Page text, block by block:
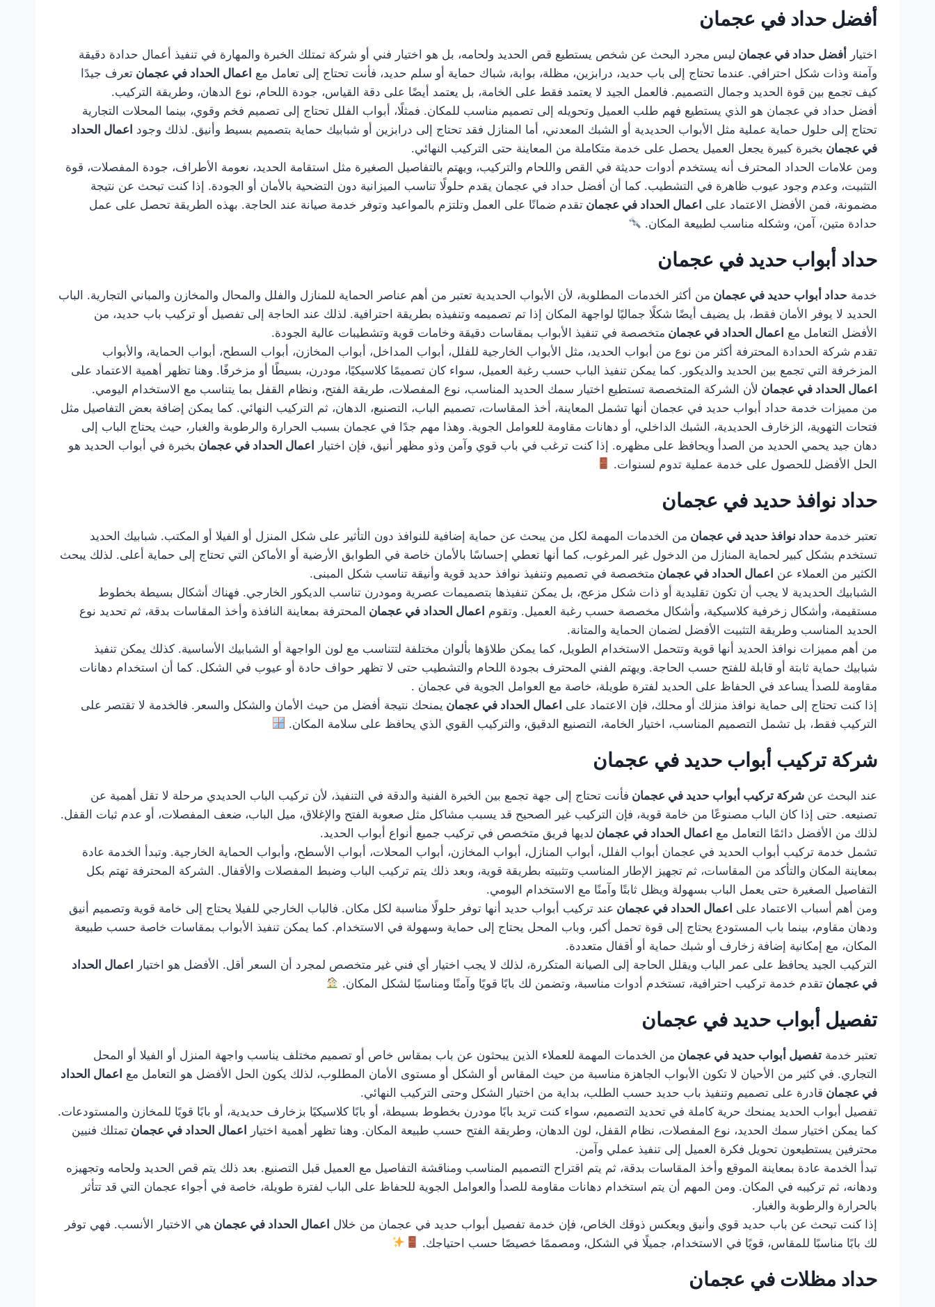
أفضل حداد في عجمان
اختيار أفضل حداد في عجمان ليس مجرد البحث عن شخص يستطيع قص الحديد ولحامه، بل هو اختيار فني أو شركة تمتلك الخبرة والمهارة في تنفيذ أعمال حدادة دقيقة
وآمنة وذات شكل احترافي. عندما تحتاج إلى باب حديد، درابزين، مظلة، بوابة، شباك حماية أو سلم حديد، فأنت تحتاج إلى تعامل مع اعمال الحداد في عجمان تعرف جيدًا
كيف تجمع بين قوة الحديد وجمال التصميم. فالعمل الجيد لا يعتمد فقط على الخامة، بل يعتمد أيضًا على دقة القياس، جودة اللحام، نوع الدهان، وطريقة التركيب.
أفضل حداد في عجمان هو الذي يستطيع فهم طلب العميل وتحويله إلى تصميم مناسب للمكان. فمثلًا، أبواب الفلل تحتاج إلى تصميم فخم وقوي، بينما المحلات التجارية
تحتاج إلى حلول حماية عملية مثل الأبواب الحديدية أو الشبك المعدني، أما المنازل فقد تحتاج إلى درابزين أو شبابيك حماية بتصميم بسيط وأنيق. لذلك وجود اعمال الحداد
في عجمان بخبرة كبيرة يجعل العميل يحصل على خدمة متكاملة من المعاينة حتى التركيب النهائي.
ومن علامات الحداد المحترف أنه يستخدم أدوات حديثة في القص واللحام والتركيب، ويهتم بالتفاصيل الصغيرة مثل استقامة الحديد، نعومة الأطراف، جودة المفصلات، قوة
التثبيت، وعدم وجود عيوب ظاهرة في التشطيب. كما أن أفضل حداد في عجمان يقدم حلولًا تناسب الميزانية دون التضحية بالأمان أو الجودة. إذا كنت تبحث عن نتيجة
مضمونة، فمن الأفضل الاعتماد على اعمال الحداد في عجمان تقدم ضمانًا على العمل وتلتزم بالمواعيد وتوفر خدمة صيانة عند الحاجة. بهذه الطريقة تحصل على عمل
حدادة متين، آمن، وشكله مناسب لطبيعة المكان.
حداد أبواب حديد في عجمان
خدمة حداد أبواب حديد في عجمان من أكثر الخدمات المطلوبة، لأن الأبواب الحديدية تعتبر من أهم عناصر الحماية للمنازل والفلل والمحال والمخازن والمباني التجارية. الباب
الحديد لا يوفر الأمان فقط، بل يضيف أيضًا شكلًا جماليًا لواجهة المكان إذا تم تصميمه وتنفيذه بطريقة احترافية. لذلك عند الحاجة إلى تفصيل أو تركيب باب حديد، من
الأفضل التعامل مع اعمال الحداد في عجمان متخصصة في تنفيذ الأبواب بمقاسات دقيقة وخامات قوية وتشطيبات عالية الجودة.
تقدم شركة الحدادة المحترفة أكثر من نوع من أبواب الحديد، مثل الأبواب الخارجية للفلل، أبواب المداخل، أبواب المخازن، أبواب السطح، أبواب الحماية، والأبواب
المزخرفة التي تجمع بين الحديد والديكور. كما يمكن تنفيذ الباب حسب رغبة العميل، سواء كان تصميمًا كلاسيكيًا، مودرن، بسيطًا أو مزخرفًا. وهنا تظهر أهمية الاعتماد على
اعمال الحداد في عجمان لأن الشركة المتخصصة تستطيع اختيار سمك الحديد المناسب، نوع المفصلات، طريقة الفتح، ونظام القفل بما يتناسب مع الاستخدام اليومي.
من مميزات خدمة حداد أبواب حديد في عجمان أنها تشمل المعاينة، أخذ المقاسات، تصميم الباب، التصنيع، الدهان، ثم التركيب النهائي. كما يمكن إضافة بعض التفاصيل مثل
فتحات التهوية، الزخارف الحديدية، الشبك الداخلي، أو دهانات مقاومة للعوامل الجوية. وهذا مهم جدًا في عجمان بسبب الحرارة والرطوبة والغبار، حيث يحتاج الباب إلى
دهان جيد يحمي الحديد من الصدأ ويحافظ على مظهره. إذا كنت ترغب في باب قوي وآمن وذو مظهر أنيق، فإن اختيار اعمال الحداد في عجمان بخبرة في أبواب الحديد هو
الحل الأفضل للحصول على خدمة عملية تدوم لسنوات.
حداد نوافذ حديد في عجمان
تعتبر خدمة حداد نوافذ حديد في عجمان من الخدمات المهمة لكل من يبحث عن حماية إضافية للنوافذ دون التأثير على شكل المنزل أو الفيلا أو المكتب. شبابيك الحديد
تستخدم بشكل كبير لحماية المنازل من الدخول غير المرغوب، كما أنها تعطي إحساسًا بالأمان خاصة في الطوابق الأرضية أو الأماكن التي تحتاج إلى حماية أعلى. لذلك يبحث
الكثير من العملاء عن اعمال الحداد في عجمان متخصصة في تصميم وتنفيذ نوافذ حديد قوية وأنيقة تناسب شكل المبنى.
الشبابيك الحديدية لا يجب أن تكون تقليدية أو ذات شكل مزعج، بل يمكن تنفيذها بتصميمات عصرية ومودرن تناسب الديكور الخارجي. فهناك أشكال بسيطة بخطوط
مستقيمة، وأشكال زخرفية كلاسيكية، وأشكال مخصصة حسب رغبة العميل. وتقوم اعمال الحداد في عجمان المحترفة بمعاينة النافذة وأخذ المقاسات بدقة، ثم تحديد نوع
الحديد المناسب وطريقة التثبيت الأفضل لضمان الحماية والمتانة.
من أهم مميزات نوافذ الحديد أنها قوية وتتحمل الاستخدام الطويل، كما يمكن طلاؤها بألوان مختلفة لتتناسب مع لون الواجهة أو الشبابيك الأساسية. كذلك يمكن تنفيذ
شبابيك حماية ثابتة أو قابلة للفتح حسب الحاجة. ويهتم الفني المحترف بجودة اللحام والتشطيب حتى لا تظهر حواف حادة أو عيوب في الشكل. كما أن استخدام دهانات
مقاومة للصدأ يساعد في الحفاظ على الحديد لفترة طويلة، خاصة مع العوامل الجوية في عجمان .
إذا كنت تحتاج إلى حماية نوافذ منزلك أو محلك، فإن الاعتماد على اعمال الحداد في عجمان يمنحك نتيجة أفضل من حيث الأمان والشكل والسعر. فالخدمة لا تقتصر على
التركيب فقط، بل تشمل التصميم المناسب، اختيار الخامة، التصنيع الدقيق، والتركيب القوي الذي يحافظ على سلامة المكان.
شركة تركيب أبواب حديد في عجمان
عند البحث عن شركة تركيب أبواب حديد في عجمان فأنت تحتاج إلى جهة تجمع بين الخبرة الفنية والدقة في التنفيذ، لأن تركيب الباب الحديدي مرحلة لا تقل أهمية عن
تصنيعه. حتى إذا كان الباب مصنوعًا من خامة قوية، فإن التركيب غير الصحيح قد يسبب مشاكل مثل صعوبة الفتح والإغلاق، ميل الباب، ضعف المفصلات، أو عدم ثبات القفل.
لذلك من الأفضل دائمًا التعامل مع اعمال الحداد في عجمان لديها فريق متخصص في تركيب جميع أنواع أبواب الحديد.
تشمل خدمة تركيب أبواب الحديد في عجمان أبواب الفلل، أبواب المنازل، أبواب المخازن، أبواب المحلات، أبواب الأسطح، وأبواب الحماية الخارجية. وتبدأ الخدمة عادة
بمعاينة المكان والتأكد من المقاسات، ثم تجهيز الإطار المناسب وتثبيته بطريقة قوية، وبعد ذلك يتم تركيب الباب وضبط المفصلات والأقفال. الشركة المحترفة تهتم بكل
التفاصيل الصغيرة حتى يعمل الباب بسهولة ويظل ثابتًا وآمنًا مع الاستخدام اليومي.
ومن أهم أسباب الاعتماد على اعمال الحداد في عجمان عند تركيب أبواب حديد أنها توفر حلولًا مناسبة لكل مكان. فالباب الخارجي للفيلا يحتاج إلى خامة قوية وتصميم أنيق
ودهان مقاوم، بينما باب المستودع يحتاج إلى قوة تحمل أكبر، وباب المحل يحتاج إلى حماية وسهولة في الاستخدام. كما يمكن تنفيذ الأبواب بمقاسات خاصة حسب طبيعة
المكان، مع إمكانية إضافة زخارف أو شبك حماية أو أقفال متعددة.
التركيب الجيد يحافظ على عمر الباب ويقلل الحاجة إلى الصيانة المتكررة، لذلك لا يجب اختيار أي فني غير متخصص لمجرد أن السعر أقل. الأفضل هو اختيار اعمال الحداد
في عجمان تقدم خدمة تركيب احترافية، تستخدم أدوات مناسبة، وتضمن لك بابًا قويًا وآمنًا ومناسبًا لشكل المكان.
تفصيل أبواب حديد في عجمان
تعتبر خدمة تفصيل أبواب حديد في عجمان من الخدمات المهمة للعملاء الذين يبحثون عن باب بمقاس خاص أو تصميم مختلف يناسب واجهة المنزل أو الفيلا أو المحل
التجاري. في كثير من الأحيان لا تكون الأبواب الجاهزة مناسبة من حيث المقاس أو الشكل أو مستوى الأمان المطلوب، لذلك يكون الحل الأفضل هو التعامل مع اعمال الحداد
في عجمان قادرة على تصميم وتنفيذ باب حديد حسب الطلب، بداية من اختيار الشكل وحتى التركيب النهائي.
تفصيل أبواب الحديد يمنحك حرية كاملة في تحديد التصميم، سواء كنت تريد بابًا مودرن بخطوط بسيطة، أو بابًا كلاسيكيًا بزخارف حديدية، أو بابًا قويًا للمخازن والمستودعات.
كما يمكن اختيار سمك الحديد، نوع المفصلات، نظام القفل، لون الدهان، وطريقة الفتح حسب طبيعة المكان. وهنا تظهر أهمية اختيار اعمال الحداد في عجمان تمتلك فنيين
محترفين يستطيعون تحويل فكرة العميل إلى تنفيذ عملي وآمن.
تبدأ الخدمة عادة بمعاينة الموقع وأخذ المقاسات بدقة، ثم يتم اقتراح التصميم المناسب ومناقشة التفاصيل مع العميل قبل التصنيع. بعد ذلك يتم قص الحديد ولحامه وتجهيزه
ودهانه، ثم تركيبه في المكان. ومن المهم أن يتم استخدام دهانات مقاومة للصدأ والعوامل الجوية للحفاظ على الباب لفترة طويلة، خاصة في أجواء عجمان التي قد تتأثر
بالحرارة والرطوبة والغبار.
إذا كنت تبحث عن باب حديد قوي وأنيق ويعكس ذوقك الخاص، فإن خدمة تفصيل أبواب حديد في عجمان من خلال اعمال الحداد في عجمان هي الاختيار الأنسب. فهي توفر
لك بابًا مناسبًا للمقاس، قويًا في الاستخدام، جميلًا في الشكل، ومصممًا خصيصًا حسب احتياجك.
حداد مظلات في عجمان